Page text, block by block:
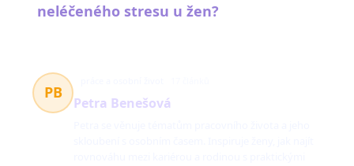
neléčeného stresu u žen?
PB
Petra Benešová